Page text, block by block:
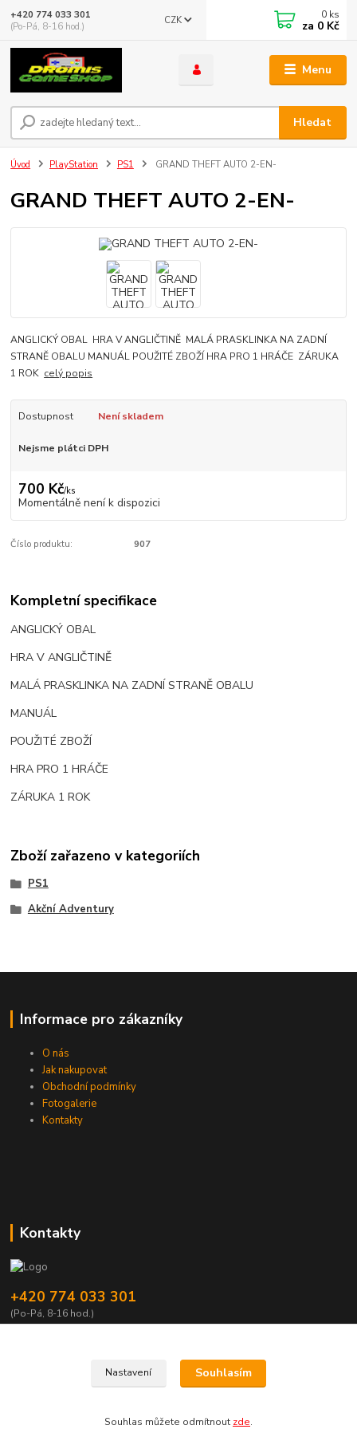
Menu
CZK
Hledat
+420 774 033 301
(Po-Pá, 8-16 hod.)
0 ks
za 0 Kč
Úvod PlayStation PS1 GRAND THEFT AUTO 2-EN-
GRAND THEFT AUTO 2-EN-
ANGLICKÝ OBAL HRA V ANGLIČTINĚ MALÁ PRASKLINKA NA ZADNÍ
STRANĚ OBALU MANUÁL POUŽITÉ ZBOŽÍ HRA PRO 1 HRÁČE ZÁRUKA
1 ROK celý popis
Dostupnost Není skladem
Nejsme plátci DPH
700 Kč/ks
Momentálně není k dispozici
Číslo produktu: 907
Kompletní specifikace
ANGLICKÝ OBAL
HRA V ANGLIČTINĚ
MALÁ PRASKLINKA NA ZADNÍ STRANĚ OBALU
MANUÁL
POUŽITÉ ZBOŽÍ
HRA PRO 1 HRÁČE
ZÁRUKA 1 ROK
Zboží zařazeno v kategoriích
PS1
Akční Adventury
Informace pro zákazníky
O nás
Jak nakupovat
Obchodní podmínky
Fotogalerie
Kontakty
Kontakty
+420 774 033 301
(Po-Pá, 8-16 hod.)
Nastavení Souhlasím
Souhlas můžete odmítnout zde.